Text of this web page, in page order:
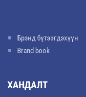
Брэнд бүтээгдэхүүн
Brand book
ХАНДАЛТ